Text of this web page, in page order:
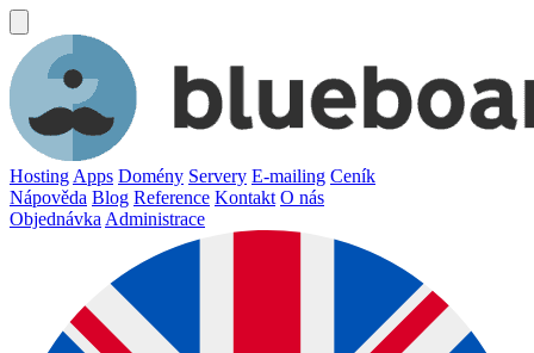
Hosting Apps Domény Servery E-mailing Ceník
Nápověda Blog Reference Kontakt O nás
Objednávka Administrace